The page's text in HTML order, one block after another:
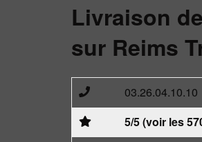
Livraison
sur Reims
03.26.04.10.10
5/5 (voir les